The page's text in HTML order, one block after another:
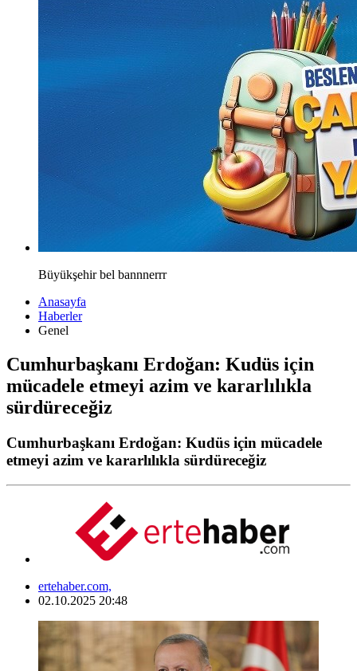
Büyükşehir bel bannnerrr
Anasayfa
Haberler
Genel
Cumhurbaşkanı Erdoğan: Kudüs için
mücadele etmeyi azim ve kararlılıkla
sürdüreceğiz
Cumhurbaşkanı Erdoğan: Kudüs için mücadele
etmeyi azim ve kararlılıkla sürdüreceğiz
ertehaber.com,
02.10.2025 20:48